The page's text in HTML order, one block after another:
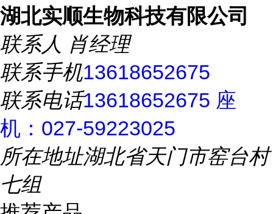
湖北实顺生物科技有限公司
联系人 肖经理
联系手机13618652675
联系电话13618652675 座
机：027-59223025
所在地址湖北省天门市窑台村
七组